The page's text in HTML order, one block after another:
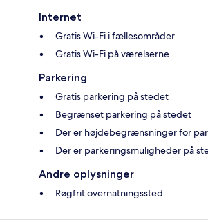
Internet
Gratis Wi-Fi i fællesområder
Gratis Wi-Fi på værelserne
Parkering
Gratis parkering på stedet
Begrænset parkering på stedet
Der er højdebegrænsninger for
Der er parkeringsmuligheder på
Andre oplysninger
Røgfrit overnatningssted